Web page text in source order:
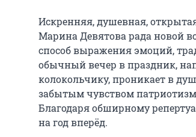
Искренняя, душевная,
Марина Девятова рада новой
способ выражения эмоций,
обычный вечер в праздник,
колокольчику, проникает в
забытым чувством
Благодаря обширному
на год вперёд.